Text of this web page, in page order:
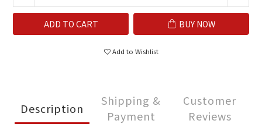
ADD TO CART BUY NOW
Add to Wishlist
Description
Shipping &
Payment
Customer
Reviews